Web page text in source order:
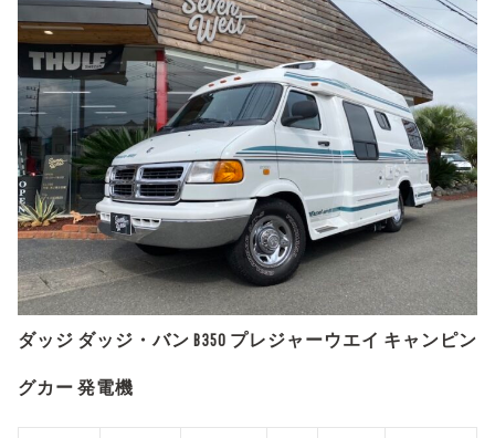
ダッジ ダッジ・バン B350 プレジャーウエイ キャンピン
グカー 発電機